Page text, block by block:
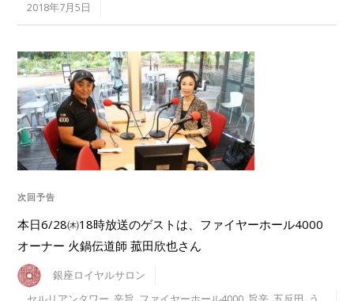
2018年7月5日
次回予告
本日6/28㈭18時放送のゲストは、ファイヤーホール4000
オーナー 火鍋伝道師 菰田欣也さん
銀座ロイヤルサロン